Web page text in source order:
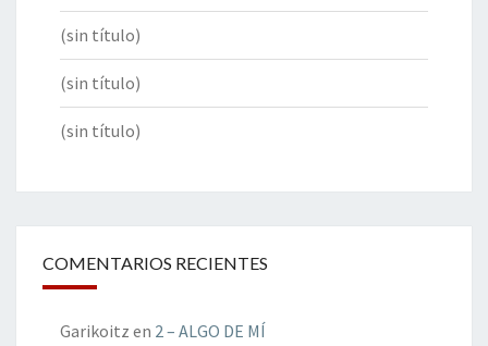
(sin título)
(sin título)
(sin título)
COMENTARIOS RECIENTES
Garikoitz en 2 – ALGO DE MÍ